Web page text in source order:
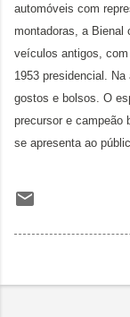
automóveis com
montadoras, a Bienal
veículos antigos, com
1953 presidencial.
gostos e bolsos. O
precursor e campeão
se apresenta ao